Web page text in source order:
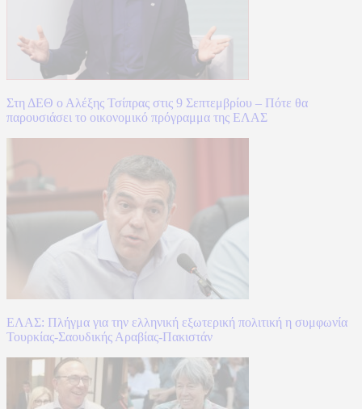
Στη ΔΕΘ ο Αλέξης Τσίπρας στις 9 Σεπτεμβρίου – Πότε θα
παρουσιάσει το οικονομικό πρόγραμμα της ΕΛΑΣ
ΕΛΑΣ: Πλήγμα για την ελληνική εξωτερική πολιτική η συμφωνία
Τουρκίας-Σαουδικής Αραβίας-Πακιστάν